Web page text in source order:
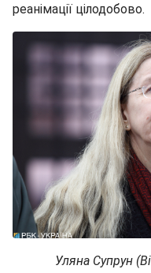
реанімації цілодобово.
Уляна Супрун